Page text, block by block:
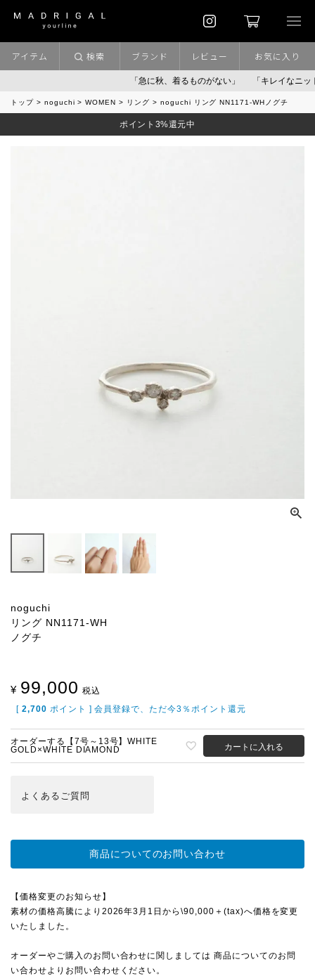
「急に秋、着るものがない」 「キレイなニット」
アイテム 検索 ブランド レビュー お気に入り
トップ noguchi WOMEN リング noguchi リング NN1171-WHノグチ
ポイント3%還元中
noguchi
リング NN1171-WH
ノグチ
¥ 99,000 税込
[ 2,700 ポイント ] 会員登録で、ただ今3％ポイント還元
オーダーする【7号～13号】WHITE
GOLD×WHITE DIAMOND
カートに入れる
よくある ご質問
商品についてのお問い合わせ
【価格変更のお知らせ】
素材の価格高騰により2026年3月1日から\90,000＋(tax)へ価格を変更
いたしました。
オーダーやご購入のお問い合わせに関しましては 商品についてのお問
い合わせよりお問い合わせください。